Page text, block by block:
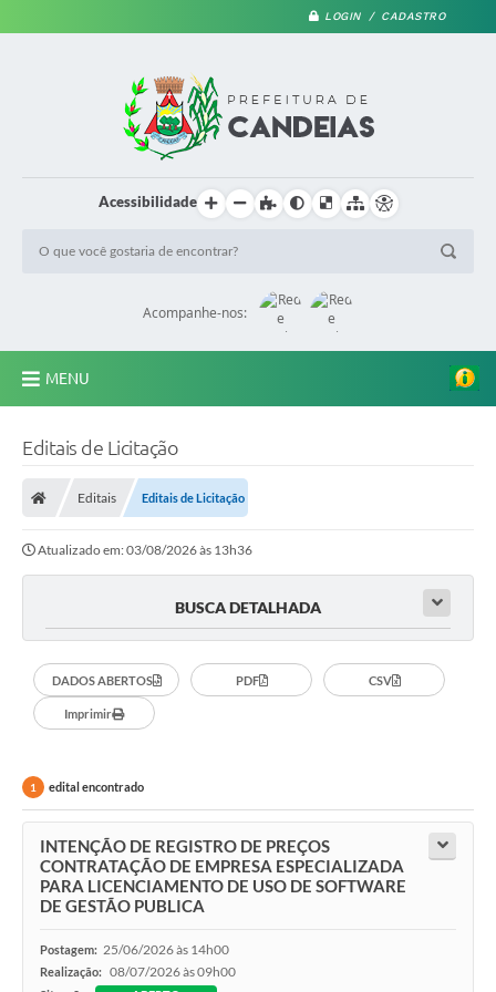
LOGIN / CADASTRO
Acessibilidade
Acompanhe-nos:
MENU
Iluminação Pública
Conselhos Municipais
Sala Mineira
Lei Paulo Gustavo
Portal da Transparência
Editais de Licitação
Editais Editais de Licitação
Atualizado em: 03/08/2026 às 13h36
BUSCA DETALHADA
DADOS ABERTOS PDF CSV
Imprimir
1 edital encontrado
INTENÇÃO DE REGISTRO DE PREÇOS
CONTRATAÇÃO DE EMPRESA ESPECIALIZADA
PARA LICENCIAMENTO DE USO DE SOFTWARE
DE GESTÃO PUBLICA
Postagem: 25/06/2026 às 14h00
Realização: 08/07/2026 às 09h00